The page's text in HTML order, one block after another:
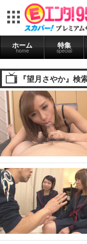
ホーム
home
特集
special
『望月さやか』検